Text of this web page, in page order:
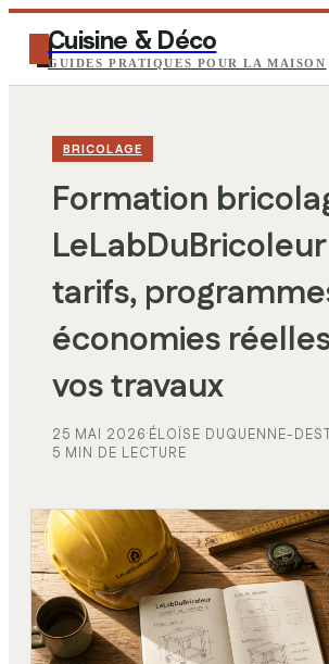
Cuisine & Déco
GUIDES PRATIQUES POUR LA MAISON
BRICOLAGE
Formation
tarifs,
économies
vos travaux
25 MAI 2026·ÉLOÏSE DUQUENNE-
5 MIN DE LECTURE